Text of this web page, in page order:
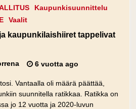
Kaupunkisuunnittelu
Vaalit
kaupunkilaishiiret tappelivat
6 vuotta ago
Vantaalla oli määrä päättää,
suunnitella ratikkaa. Ratikka on
jo 12 vuotta ja 2020-luvun